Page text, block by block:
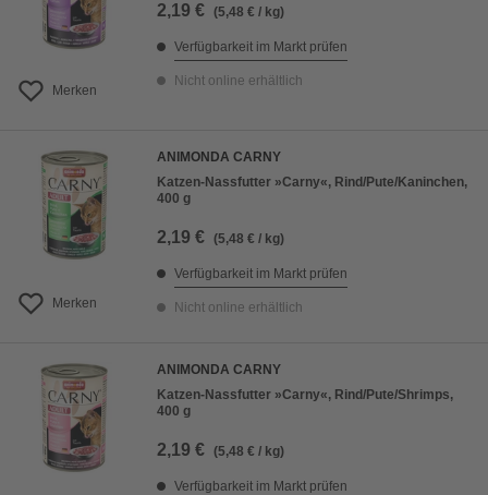
Merken
2,19 € (5,48 € / kg)
Verfügbarkeit im Markt prüfen
Nicht online erhältlich
Merken
ANIMONDA CARNY
Katzen-Nassfutter »Carny«, Rind/Pute/Kaninchen,
400 g
2,19 € (5,48 € / kg)
Verfügbarkeit im Markt prüfen
Nicht online erhältlich
ANIMONDA CARNY
Katzen-Nassfutter »Carny«, Rind/Pute/Shrimps,
400 g
2,19 € (5,48 € / kg)
Verfügbarkeit im Markt prüfen